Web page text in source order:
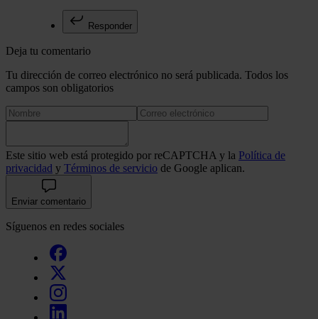
Responder
Deja tu comentario
Tu dirección de correo electrónico no será publicada. Todos los
campos son obligatorios
Este sitio web está protegido por reCAPTCHA y la Política de
privacidad y Términos de servicio de Google aplican.
Enviar comentario
Síguenos en redes sociales